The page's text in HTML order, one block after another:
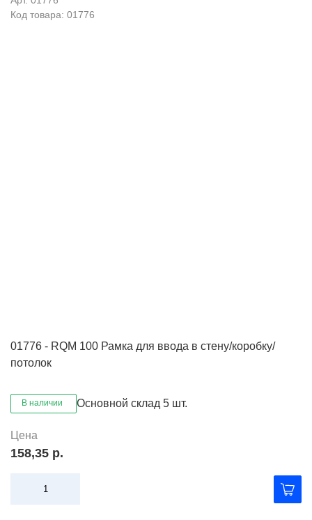
Код товара: 01776
01776 - RQM 100 Рамка для ввода в стену/коробку/
потолок
В наличии Основной склад 5 шт.
Цена
158,35 р.